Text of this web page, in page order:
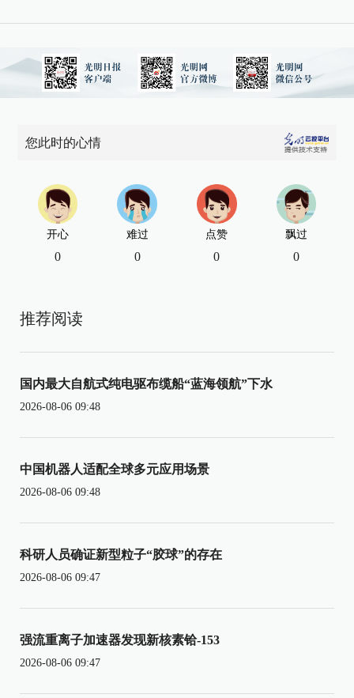
您此时的心情
开心
0
难过
0
点赞
0
飘过
0
推荐阅读
国内最大自航式纯电驱布缆船“蓝海领航”下水
2026-08-06 09:48
中国机器人适配全球多元应用场景
2026-08-06 09:48
科研人员确证新型粒子“胶球”的存在
2026-08-06 09:47
强流重离子加速器发现新核素铪-153
2026-08-06 09:47